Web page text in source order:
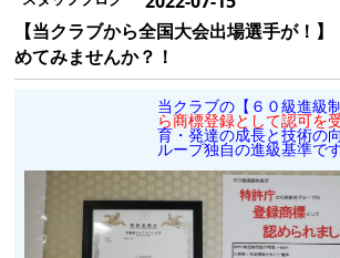
【当クラブから全国大会出場選手が！
めてみませんか？！
当クラブの【６０級進級
ら商標登録として認可を
育・発達の成長と技術の
ループ独自の進級基準で